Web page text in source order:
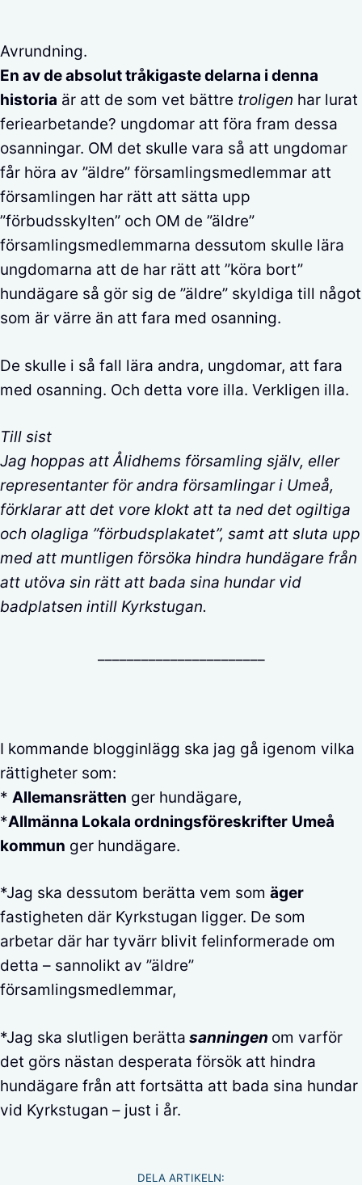
Avrundning.
En av de absolut tråkigaste delarna i denna
historia är att de som vet bättre troligen har lurat
feriearbetande? ungdomar att föra fram dessa
osanningar. OM det skulle vara så att ungdomar
får höra av ”äldre” församlingsmedlemmar att
församlingen har rätt att sätta upp
”förbudsskylten” och OM de ”äldre”
församlingsmedlemmarna dessutom skulle lära
ungdomarna att de har rätt att ”köra bort”
hundägare så gör sig de ”äldre” skyldiga till något
som är värre än att fara med osanning.
De skulle i så fall lära andra, ungdomar, att fara
med osanning. Och detta vore illa. Verkligen illa.
Till sist
Jag hoppas att Ålidhems församling själv, eller
representanter för andra församlingar i Umeå,
förklarar att det vore klokt att ta ned det ogiltiga
och olagliga ”förbudsplakatet”, samt att sluta upp
med att muntligen försöka hindra hundägare från
att utöva sin rätt att bada sina hundar vid
badplatsen intill Kyrkstugan.
I kommande blogginlägg ska jag gå igenom vilka
rättigheter som:
* Allemansrätten ger hundägare,
*Allmänna Lokala ordningsföreskrifter Umeå
kommun ger hundägare.
*Jag ska dessutom berätta vem som äger
fastigheten där Kyrkstugan ligger. De som
arbetar där har tyvärr blivit felinformerade om
detta – sannolikt av ”äldre”
församlingsmedlemmar,
*Jag ska slutligen berätta sanningen om varför
det görs nästan desperata försök att hindra
hundägare från att fortsätta att bada sina hundar
vid Kyrkstugan – just i år.
DELA ARTIKELN: